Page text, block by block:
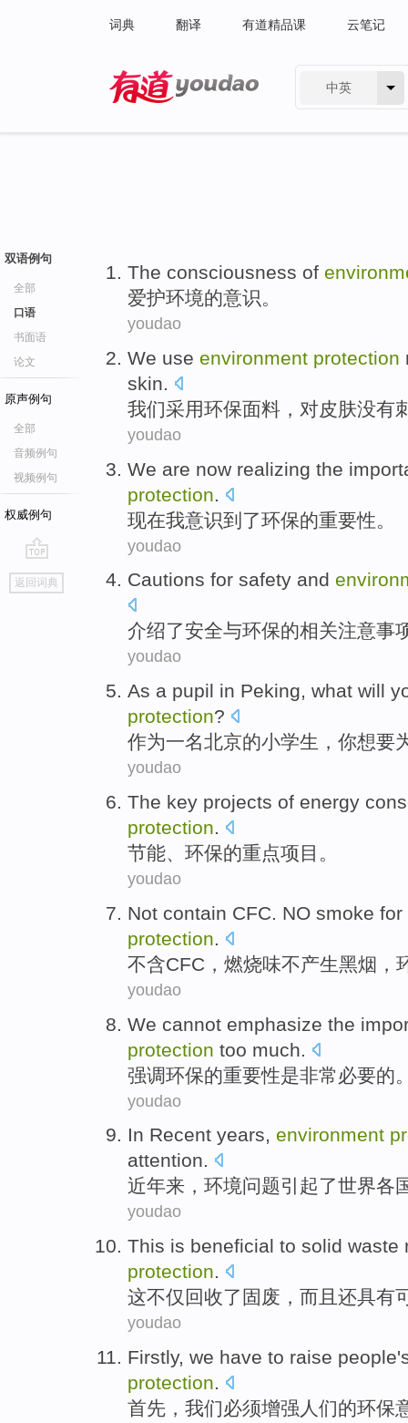
词典 翻译 有道精品课 云笔记
中英
双语例句
全部
口语
书面语
论文
原声例句
全部
音频例句
视频例句
权威例句
go
top
返回词典
The consciousness of
爱护环境的意识。
youdao
We use environment protection
skin.
我们采用环保面料 ， 对皮肤没有
youdao
We are now realizing the
protection
现在我意识到了环保的重要性 。
youdao
Cautions for safety and
介绍了安全与环保的相关注意事
youdao
As a pupil in Peking, what will
protection?
作为一名北京的小学生 ， 你想要
youdao
The key projects of energy
protection.
节能、 环保的重点项目 。
youdao
Not contain CFC. NO smoke for
protection.
不含CFC ， 燃烧味不产生黑烟 ，
youdao
We cannot emphasize the
protection too much.
强调环保的重要性是非常必要的
youdao
In Recent years, environment
attention.
近年来， 环境问题引起了世界各
youdao
This is beneficial to solid waste
protection.
这不仅回收了 固 废 ， 而且 还具有
youdao
Firstly, we have to raise people
protection.
首先 ， 我们必须增强 人们的环保